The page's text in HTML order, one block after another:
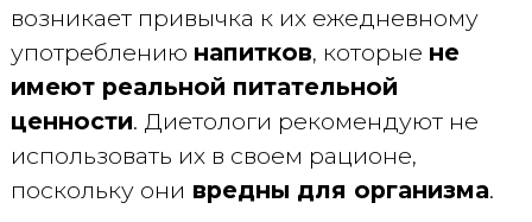
возникает привычка к их ежедневному
употреблению напитков, которые не
имеют реальной питательной
ценности. Диетологи рекомендуют не
использовать их в своем рационе,
поскольку они вредны для организма.